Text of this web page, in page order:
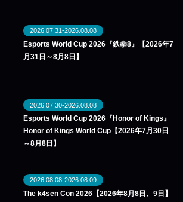
2026.07.31-2026.08.08
Esports World Cup 2026『鉄拳8』【2026年7
月31日～8月8日】
2026.07.30-2026.08.08
Esports World Cup 2026『Honor of Kings』
Honor of Kings World Cup【2026年7月30日
～8月8日】
2026.08.08-2026.08.09
The k4sen Con 2026【2026年8月8日、9日】